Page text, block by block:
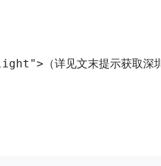
（详见文末提示获取深